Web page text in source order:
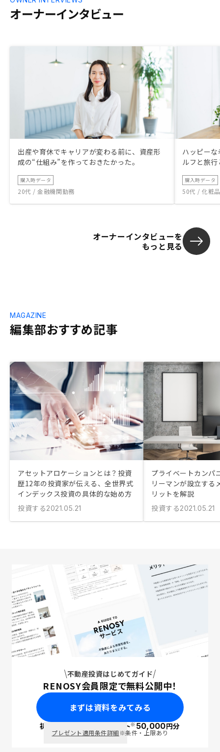
オーナーインタビュー
出産や育休でキャリアが変わる前に、資産形
成の“仕組み”を作っておきたかった。
購入時データ
20代 / 金融機関勤務
ハッピー
ルフと旅
購入時データ
50代 / 化粧
オーナーインタビューを
もっと見る
編集部おすすめ記事
MAGAZINE
アセットアロケーションとは？投資
歴12年の投資家が伝える、全世界式
インデックス投資の具体的な始め方
投資する2021.05.21
プライベートカンパ
リーマンが設立する
リットを解説
投資する2021.05.21
不動産投資はじめてガイド
RENOSY会員限定で無料公開中！
まずは資料をみてみる
初回面談で ポイント※50,000円分
プレゼント適用条件詳細※条件・上限あり